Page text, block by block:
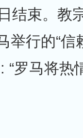
结束。教
举行的“信
“罗马将热